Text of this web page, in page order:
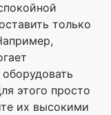
только
этого просто
их высокими